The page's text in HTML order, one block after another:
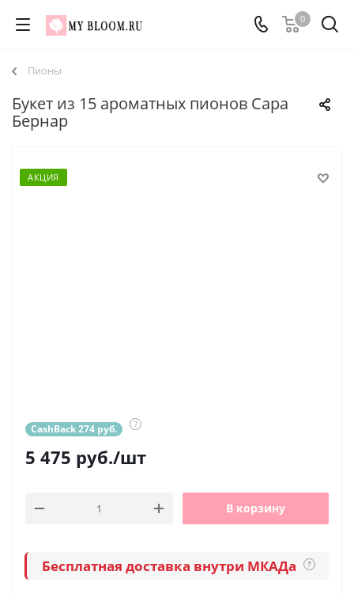
0
Пионы
Букет из 15 ароматных пионов Сара
Бернар
АКЦИЯ
CashBack 274 руб. ?
5 475 руб./шт
В корзину
Бесплатная доставка внутри МКАДа ?